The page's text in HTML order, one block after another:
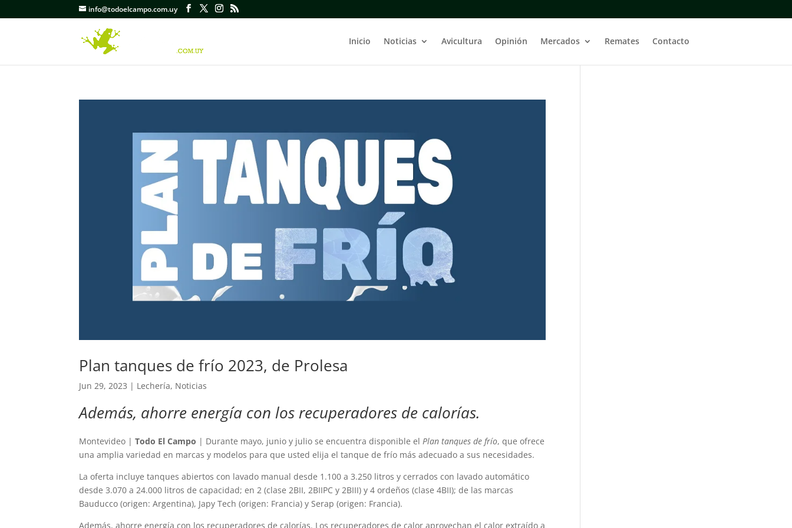
info@todoelcampo.com.uy
Inicio Noticias Avicultura Opinión Mercados Remates Contacto
Plan tanques de frío 2023, de Prolesa
Jun 29, 2023 | Lechería, Noticias
Además, ahorre energía con los recuperadores de calorías.
Montevideo |Todo El Campo | Durante mayo, junio y julio se encuentra disponible elPlan tanques de frío, que ofrece
una amplia variedad en marcas y modelos para que usted elija el tanque de frío más adecuado a sus necesidades.
La oferta incluye tanques abiertos con lavado manual desde 1.100 a 3.250 litros y cerrados con lavado automático
desde 3.070 a 24.000 litros de capacidad; en 2 (clase 2BII, 2BIIPC y 2BIII) y 4 ordeños (clase 4BII); de las marcas
Bauducco (origen: Argentina), Japy Tech (origen: Francia) y Serap (origen: Francia).
Además, ahorre energía con los recuperadores de calorías. Los recuperadores de calor aprovechan el calor extraído a